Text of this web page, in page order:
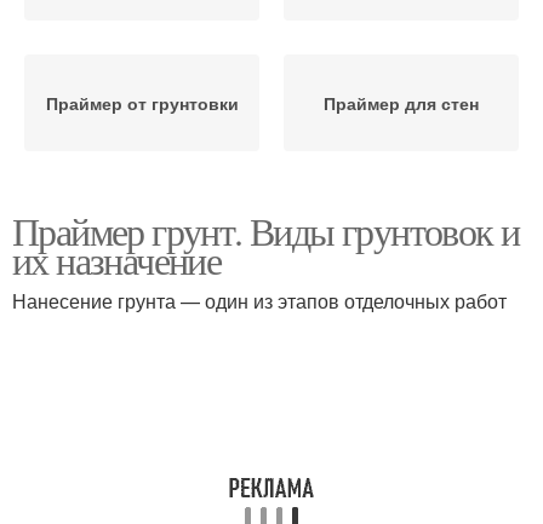
Праймер от грунтовки Праймер для стен
Праймер грунт. Виды грунтовок и
их назначение
Нанесение грунта — один из этапов отделочных работ